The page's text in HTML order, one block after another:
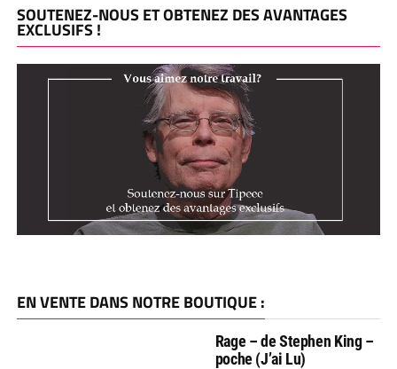
SOUTENEZ-NOUS ET OBTENEZ DES AVANTAGES
EXCLUSIFS !
EN VENTE DANS NOTRE BOUTIQUE :
Rage – de Stephen King –
poche (J’ai Lu)